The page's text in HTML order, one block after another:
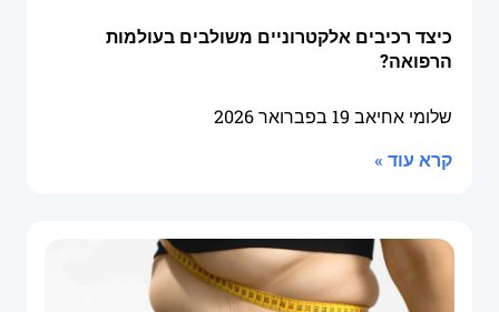
כיצד רכיבים אלקטרוניים משולבים בעולמות
הרפואה?
שלומי אחיאב 19 בפברואר 2026
קרא עוד »